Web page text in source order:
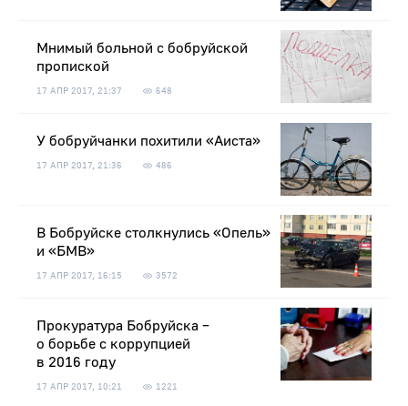
Мнимый больной с бобруйской
пропиской
17 АПР 2017, 21:37 648
У бобруйчанки похитили «Аиста»
17 АПР 2017, 21:36 486
В Бобруйске столкнулись «Опель»
и «БМВ»
17 АПР 2017, 16:15 3572
Прокуратура Бобруйска –
о борьбе с коррупцией
в 2016 году
17 АПР 2017, 10:21 1221